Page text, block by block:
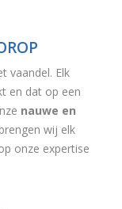
vaandel. Elk
en dat op een
nauwe en
wij elk
onze expertise